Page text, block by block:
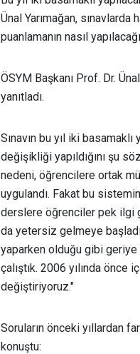
Ünal Yarımağan, sınavlarda
puanlamanın nasıl
ÖSYM Başkanı Prof. Dr.
yanıtladı.
Sınavın bu yıl iki basamaklı
değişikliği yapıldığını şu
nedeni, öğrencilere ortak
uygulandı. Fakat bu
derslere öğrenciler pek ilgi
da yetersiz gelmeye
yaparken olduğu gibi
çalıştık. 2006 yılında önce
değiştiriyoruz."
Soruların önceki yıllardan
konuştu: